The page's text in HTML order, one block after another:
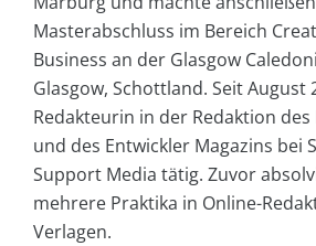
Masterabschluss im Bereich
Business an der Glasgow
Glasgow, Schottland. Seit August
Redakteurin in der Redaktion des
und des Entwickler Magazins bei
Support Media tätig. Zuvor
mehrere Praktika in Online-
Verlagen.